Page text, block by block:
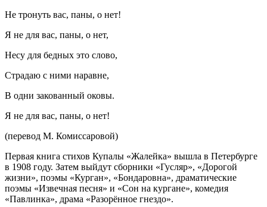
Не тронуть вас, паны, о нет!
Я не для вас, паны, о нет,
Несу для бедных это слово,
Страдаю с ними наравне,
В одни закованный оковы.
Я не для вас, паны, о нет!
(перевод М. Комиссаровой)
Первая книга стихов Купалы «Жалейка» вышла в Петербурге
в 1908 году. Затем выйдут сборники «Гусляр», «Дорогой
жизни», поэмы «Курган», «Бондаровна», драматические
поэмы «Извечная песня» и «Сон на кургане», комедия
«Павлинка», драма «Разорённое гнездо».